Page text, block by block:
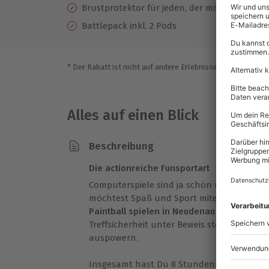
Brustprotektor für jeden, der möchte
Battlepack inkl. 2 Pods
* Der Rabatt ist nicht auf andere Erlebnisse bei der
Alles auf einen Blick
Beschreibung
Die actionreiche Funsportart
Computerspiele sind ja schön und gut,
möchtest Spaß und Sport miteinander
Paintball spielen in Neudenau genau
Treffsicherheit unter Beweis stellen und
auspowern.
Insgesamt hast Du 8 Stunden Zeit, um